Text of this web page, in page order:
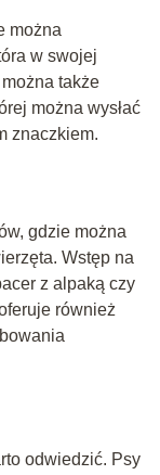
można
w swojej
także
można wysłać
znaczkiem.
gdzie można
Wstęp na
z alpaką czy
również
odwiedzić. Psy